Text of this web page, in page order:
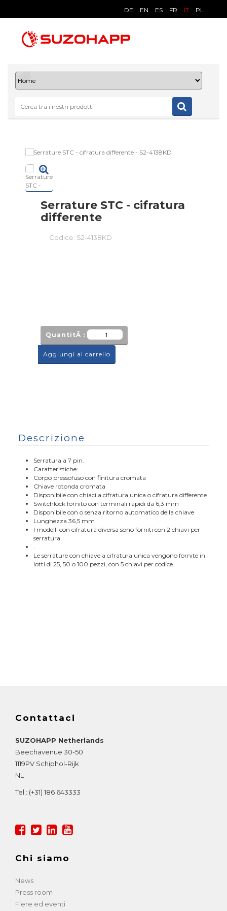
DE EN ES FR IT PL
Serrature STC - cifratura
differente
Codice: S2-4138KD
QuantitÃ :
Aggiungi al carrello
Descrizione
Serratura a 7 pin.
Caratteristiche:.
Corpo pressofuso con finitura cromata
Chiave rotonda cromata
Disponibile con chiaci a cifratura unica o cifratura differente
Switchlock fornito con terminali rapidi da 6,3 mm
Disponibile con o senza ritorno automatico della chiave
Lunghezza 36,5 mm
I modelli con cifratura diversa sono forniti con 2 chiavi per
serratura
Le serrature con chiave a cifratura unica vengono fornite in
lotti di 25, 50 o 100 pezzi, con 5 chiavi per codice.
Contattaci
SUZOHAPP Netherlands
Beechavenue 30-50
1119PV Schiphol-Rijk
NL
Tel.: (+31) 186 643333
Chi siamo
News
Press room
Fiere ed eventi